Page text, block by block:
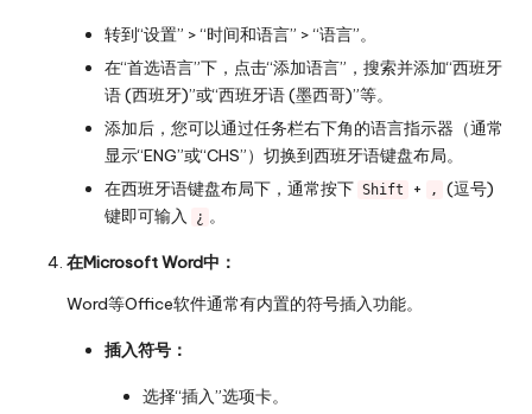
转到“设置” > “时间和语言” > “语言”。
在“首选语言”下，点击“添加语言”，搜索并添加“西班牙
语 (西班牙)”或“西班牙语 (墨西哥)”等。
添加后，您可以通过任务栏右下角的语言指示器（通常
显示“ENG”或“CHS”）切换到西班牙语键盘布局。
在西班牙语键盘布局下，通常按下 Shift + ,
(逗号)
键即可输入
¿ 。
在Microsoft Word中：
Word等Office软件通常有内置的符号插入功能。
插入符号：
选择“插入”选项卡。